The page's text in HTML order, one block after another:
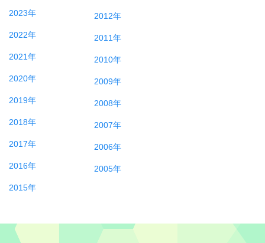
2023年
2022年
2021年
2020年
2019年
2018年
2017年
2016年
2015年
2012年
2011年
2010年
2009年
2008年
2007年
2006年
2005年